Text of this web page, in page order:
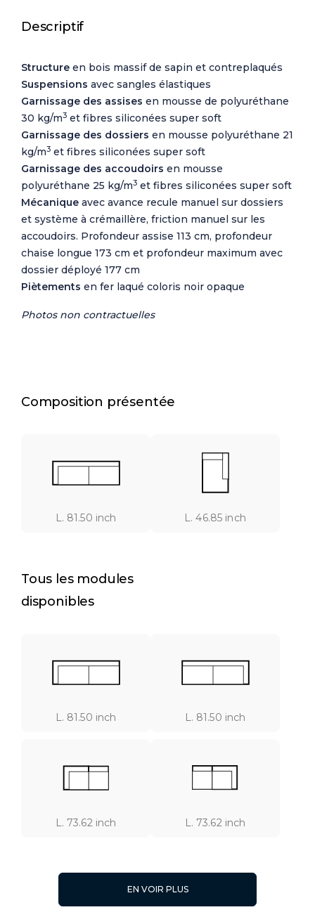
Descriptif
Structure en bois massif de sapin et contreplaqués
Suspensions avec sangles élastiques
Garnissage des assises en mousse de polyuréthane
30 kg/m3 et fibres siliconées super soft
Garnissage des dossiers en mousse polyuréthane 21
kg/m3 et fibres siliconées super soft
Garnissage des accoudoirs en mousse
polyuréthane 25 kg/m3 et fibres siliconées super soft
Mécanique avec avance recule manuel sur dossiers
et système à crémaillère, friction manuel sur les
accoudoirs. Profondeur assise 113 cm, profondeur
chaise longue 173 cm et profondeur maximum avec
dossier déployé 177 cm
Piètements en fer laqué coloris noir opaque
Photos non contractuelles
Composition présentée
L. 81.50 inch L. 46.85 inch
Tous les modules
disponibles
L. 81.50 inch L. 81.50 inch
L. 73.62 inch L. 73.62 inch
EN VOIR PLUS